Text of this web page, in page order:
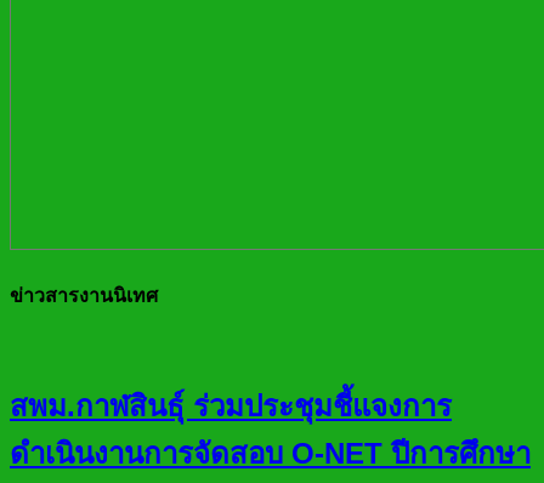
ข่าวสารงานนิเทศ
สพม.กาฬสินธุ์ ร่วมประชุมชี้แจงการ
ดำเนินงานการจัดสอบ O-NET ปีการศึกษา